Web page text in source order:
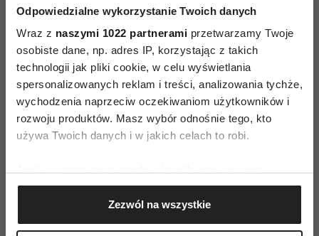
Odpowiedzialne wykorzystanie Twoich danych
Wraz z naszymi 1022 partnerami przetwarzamy Twoje
osobiste dane, np. adres IP, korzystając z takich
technologii jak pliki cookie, w celu wyświetlania
spersonalizowanych reklam i treści, analizowania tychże,
wychodzenia naprzeciw oczekiwaniom użytkowników i
rozwoju produktów. Masz wybór odnośnie tego, kto
używa Twoich danych i w jakich celach to robi.
Gromadzić dane dotyczące Twojej lokalizacji
geograficznej z dokładnością nawet do kilku metrów
Identyfikować Twoje urządzenie, aktywnie
Zezwól na wszystkie
ZAMÓW
E-WYDANIE